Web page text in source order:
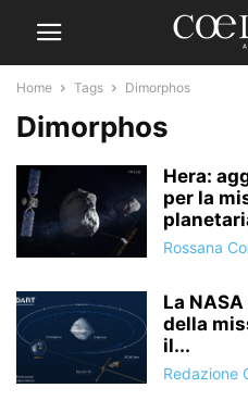
Home Tags Dimorphos
Dimorphos
Hera:
per la
Rossana
La
della
il...
Redazione